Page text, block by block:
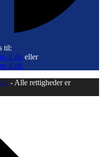
til:
if.dk eller
if.dk
- Alle rettigheder er